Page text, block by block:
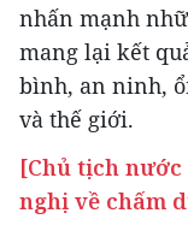
nhấn mạnh
mang lại kết
bình, an ninh,
và thế giới.
[Chủ tịch
nghị về chấm